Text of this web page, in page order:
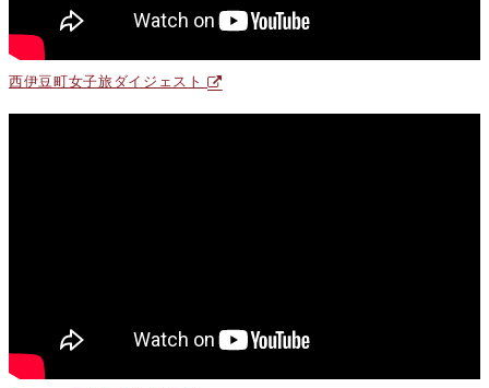
西伊豆町女子旅ダイジェスト